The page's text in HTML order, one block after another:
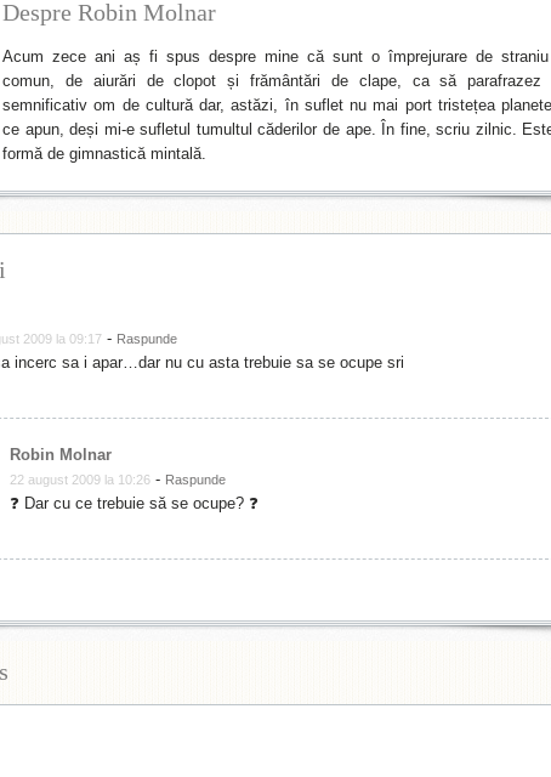
Despre Robin Molnar
Acum zece ani aș fi spus despre mine că sunt o împrejurare de
comun, de aiurări de clopot și frământări de clape, ca să parafrazez
semnificativ om de cultură dar, astăzi, în suflet nu mai port tristețea
ce apun, deși mi-e sufletul tumultul căderilor de ape. În fine, scriu zilnic.
formă de gimnastică mintală.
2009 la 09:17 - Raspunde
incerc sa i apar…dar nu cu asta trebuie sa se ocupe sri
Robin Molnar
22 august 2009 la 10:26 - Raspunde
❓ Dar cu ce trebuie să se ocupe? ❓